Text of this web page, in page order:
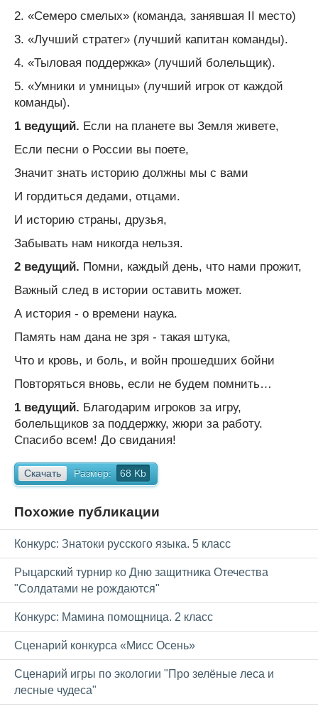
2. «Семеро смелых» (команда, занявшая II место)
3. «Лучший стратег» (лучший капитан команды).
4. «Тыловая поддержка» (лучший болельщик).
5. «Умники и умницы» (лучший игрок от каждой
команды).
1 ведущий. Если на планете вы Земля живете,
Если песни о России вы поете,
Значит знать историю должны мы с вами
И гордиться дедами, отцами.
И историю страны, друзья,
Забывать нам никогда нельзя.
2 ведущий. Помни, каждый день, что нами прожит,
Важный след в истории оставить может.
А история - о времени наука.
Память нам дана не зря - такая штука,
Что и кровь, и боль, и войн прошедших бойни
Повторяться вновь, если не будем помнить…
1 ведущий. Благодарим игроков за игру,
болельщиков за поддержку, жюри за работу.
Спасибо всем! До свидания!
Скачать Размер: 68 Kb
Похожие публикации
Конкурс: Знатоки русского языка. 5 класс
Рыцарский турнир ко Дню защитника Отечества
"Солдатами не рождаются"
Конкурс: Мамина помощница. 2 класс
Сценарий конкурса «Мисс Осень»
Сценарий игры по экологии "Про зелёные леса и
лесные чудеса"